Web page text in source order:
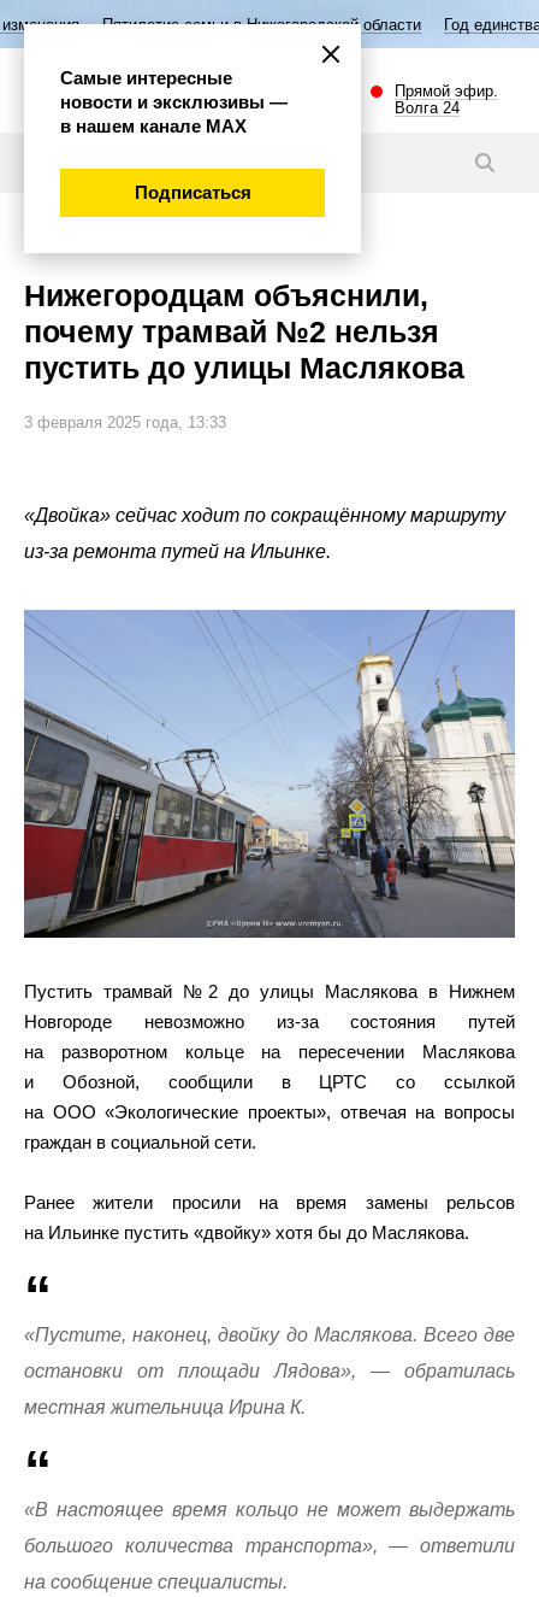
семьи в Нижегородской области Год единства народов
Прямой эфир.
Волга 24
Нижегородцам объяснили,
почему трамвай №2 нельзя
пустить до улицы Маслякова
3 февраля 2025 года, 13:33
«Двойка» сейчас ходит по сокращённому маршруту
из-за ремонта путей на Ильинке.
Пустить трамвай №2 до улицы Маслякова в Нижнем
Новгороде невозможно из-за состояния путей
на разворотном кольце на пересечении Маслякова
и Обозной, сообщили в ЦРТС со ссылкой
на ООО «Экологические проекты», отвечая на вопросы
граждан в социальной сети.
Ранее жители просили на время замены рельсов
на Ильинке пустить «двойку» хотя бы до Маслякова.
«Пустите, наконец, двойку до Маслякова. Всего две
остановки от площади Лядова», — обратилась
местная жительница Ирина К.
«В настоящее время кольцо не может выдержать
большого количества транспорта», — ответили
на сообщение специалисты.
Самые интересные
новости и эксклюзивы —
в нашем канале МАХ
Подписаться